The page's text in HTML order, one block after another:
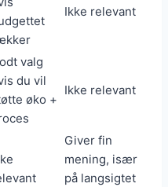
Ikke relevant
valg
du vil
øko +
Ikke relevant
Giver fin
mening, især
på langsigtet